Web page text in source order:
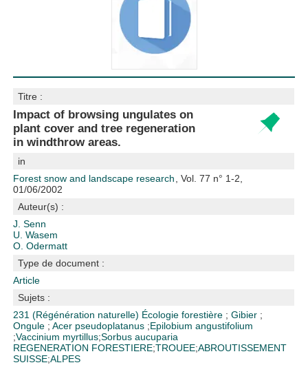
Titre :
Impact of browsing ungulates on
plant cover and tree regeneration
in windthrow areas.
in
Forest snow and landscape research
, Vol. 77 n° 1-2,
01/06/2002
Auteur(s) :
J. Senn
U. Wasem
O. Odermatt
Type de document :
Article
Sujets :
231 (Régénération naturelle) Écologie forestière ;Gibier ;
Ongule ;Acer pseudoplatanus ;Epilobium angustifolium
;Vaccinium myrtillus;Sorbus aucuparia
REGENERATION FORESTIERE;TROUEE;ABROUTISSEMENT
SUISSE;ALPES